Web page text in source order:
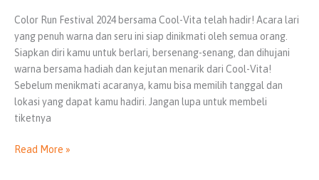
Color Run Festival 2024 bersama Cool-Vita telah hadir! Acara lari
yang penuh warna dan seru ini siap dinikmati oleh semua orang.
Siapkan diri kamu untuk berlari, bersenang-senang, dan dihujani
warna bersama hadiah dan kejutan menarik dari Cool-Vita!
Sebelum menikmati acaranya, kamu bisa memilih tanggal dan
lokasi yang dapat kamu hadiri. Jangan lupa untuk membeli
tiketnya
Festival
2024
bersama
Cool-
Vita!
Read More »